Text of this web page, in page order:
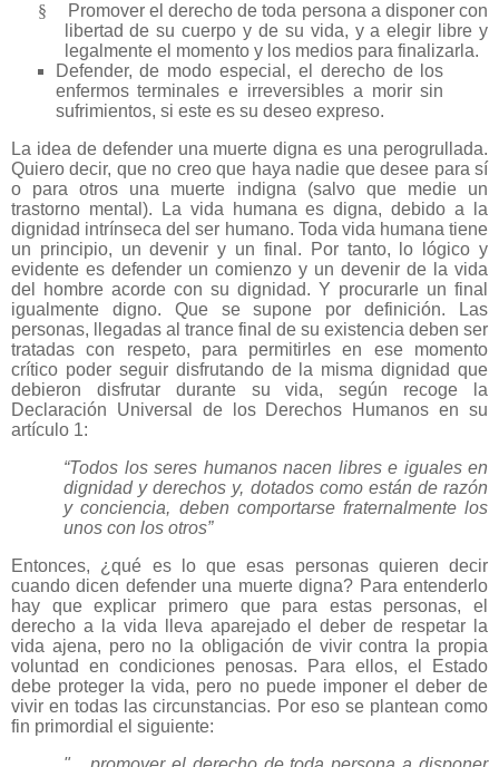
§
Promover el derecho de toda persona a disponer con
libertad de su cuerpo y de su vida, y a elegir libre y
legalmente el momento y los medios para finalizarla.
Defender, de modo especial, el derecho de los
enfermos terminales e irreversibles a morir sin
sufrimientos, si este es su deseo expreso.
La idea de defender una muerte digna es una perogrullada.
Quiero decir, que no creo que haya nadie que desee para sí
o para otros una muerte indigna (salvo que medie un
trastorno mental). La vida humana es digna, debido a la
dignidad intrínseca del ser humano. Toda vida humana tiene
un principio, un devenir y un final. Por tanto, lo lógico y
evidente es defender un comienzo y un devenir de la vida
del hombre acorde con su dignidad. Y procurarle un final
igualmente digno. Que se supone por definición. Las
personas, llegadas al trance final de su existencia deben ser
tratadas con respeto, para permitirles en ese momento
crítico poder seguir disfrutando de la misma dignidad que
debieron disfrutar durante su vida, según recoge la
Declaración Universal de los Derechos Humanos en su
artículo 1:
“Todos los seres humanos nacen libres e iguales en
dignidad y derechos y, dotados como están de razón
y conciencia, deben comportarse fraternalmente los
unos con los otros”
Entonces, ¿qué es lo que esas personas quieren decir
cuando dicen defender una muerte digna? Para entenderlo
hay que explicar primero que para estas personas, el
derecho a la vida lleva aparejado el deber de respetar la
vida ajena, pero no la obligación de vivir contra la propia
voluntad en condiciones penosas. Para ellos, el Estado
debe proteger la vida, pero no puede imponer el deber de
vivir en todas las circunstancias. Por eso se plantean como
fin primordial el siguiente: